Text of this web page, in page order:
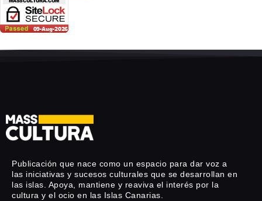
Publicación que nace como un espacio para dar voz a
las iniciativas y sucesos culturales que se desarrollan en
las islas. Apoya, mantiene y reaviva el interés por la
cultura y el ocio en las Islas Canarias.